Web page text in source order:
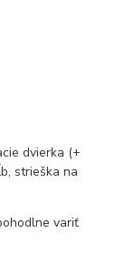
dvierka (+
strieška na
variť